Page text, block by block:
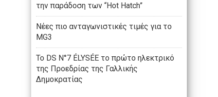
την παράδοση των “Hot Hatch”
Νέες πιο ανταγωνιστικές τιμές για το
MG3
Το DS N°7 ÉLYSÉE το πρώτο ηλεκτρικό
της Προεδρίας της Γαλλικής
Δημοκρατίας